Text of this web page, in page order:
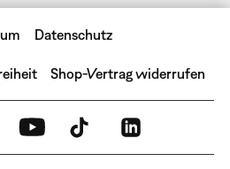
Datenschutz
Shop-Vertrag widerrufen